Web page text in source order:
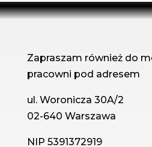
Zapraszam również do
pracowni pod adresem
ul. Woronicza 30A/2
02-640 Warszawa
NIP 5391372919